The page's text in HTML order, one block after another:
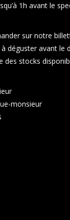
1h avant le
sur notre
déguster avant le
stocks
monsieur